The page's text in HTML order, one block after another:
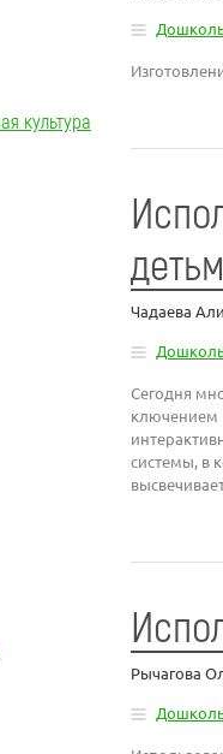
культура
Чадаева
Сегодня
ключением
системы, в
Рычагова